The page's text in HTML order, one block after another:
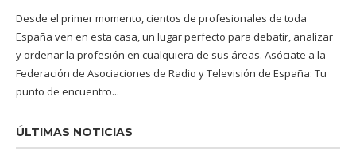
Desde el primer momento, cientos de profesionales de toda
España ven en esta casa, un lugar perfecto para debatir, analizar
y ordenar la profesión en cualquiera de sus áreas. Asóciate a la
Federación de Asociaciones de Radio y Televisión de España: Tu
punto de encuentro...
ÚLTIMAS NOTICIAS